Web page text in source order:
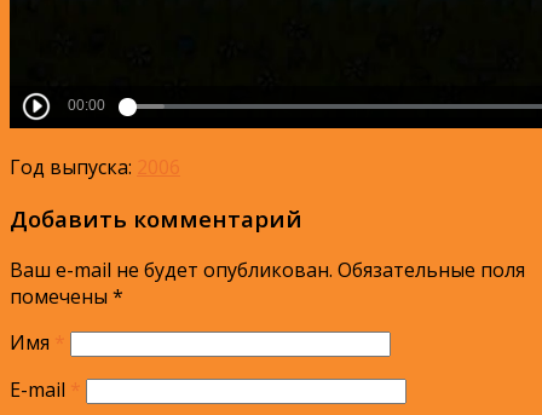
Год выпуска: 2006
Добавить комментарий
Ваш e-mail не будет опубликован. Обязательные поля
помечены *
Имя *
E-mail *